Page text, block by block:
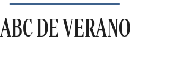
ABC DE VERANO